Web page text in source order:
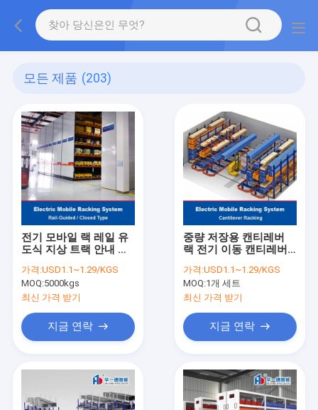
모든 제품 (203)
전기 모바일 랙 레일 유
도식 지상 트랙 안내 폐
비 듀티 팔레트 랙킹
가격:USD1.1~1.29/KGS
MOQ:5000kgs
최신 가격 받기
지금 연락
중량 저장용 캔티레버
랙 전기 이동 캔티레버
가격:USD1.1~1.29/KGS
MOQ:1개 세트
최신 가격 받기
지금 연락